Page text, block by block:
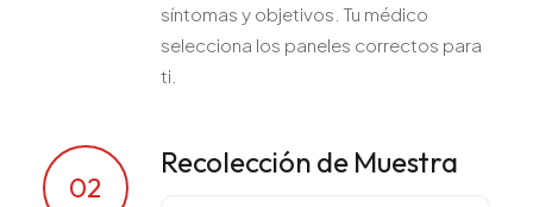
síntomas y objetivos. Tu médico
selecciona los paneles correctos para
ti.
02
Recolección de Muestra